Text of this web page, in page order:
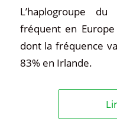
L’haplogroupe
fréquent en
dont la fréquence
83% en Irlande.